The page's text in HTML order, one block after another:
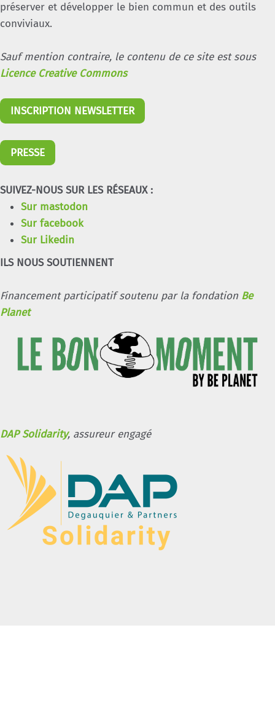
préserver et développer le bien commun et des outils
conviviaux.
Sauf mention contraire, le contenu de ce site est sous
Licence Creative Commons
INSCRIPTION NEWSLETTER
PRESSE
SUIVEZ-NOUS SUR LES RÉSEAUX :
Sur mastodon
Sur facebook
Sur Likedin
ILS NOUS SOUTIENNENT
Financement participatif soutenu par la fondation Be
Planet
DAP Solidarity, assureur engagé